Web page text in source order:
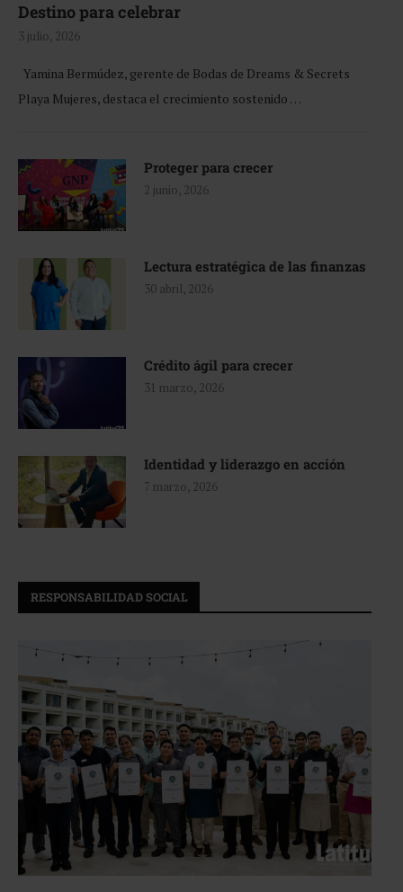
Destino para celebrar
3 julio, 2026
Yamina Bermúdez, gerente de Bodas de Dreams & Secrets
Playa Mujeres, destaca el crecimiento sostenido …
Proteger para crecer
2 junio, 2026
Lectura estratégica de las finanzas
30 abril, 2026
Crédito ágil para crecer
31 marzo, 2026
Identidad y liderazgo en acción
7 marzo, 2026
RESPONSABILIDAD SOCIAL